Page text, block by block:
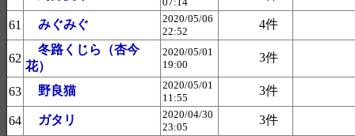
61 みぐみぐ
2020/05/06
22:52
4件
62
冬路くじら（杏今
花）
2020/05/01
19:00
3件
63 野良猫
2020/05/01
11:55
3件
64 ガタリ
2020/04/30
23:05
3件